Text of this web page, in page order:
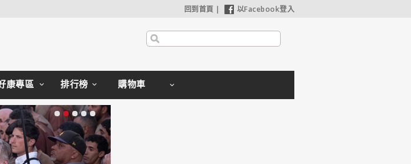
回到首頁 | 以Facebook登入
康專區 排行榜 購物車